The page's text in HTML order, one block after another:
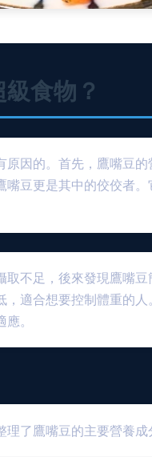
食物？
因的。首先，鷹嘴豆
豆更是其中的佼佼者
不足，後來發現鷹嘴
適合想要控制體重的
。
了鷹嘴豆的主要營養